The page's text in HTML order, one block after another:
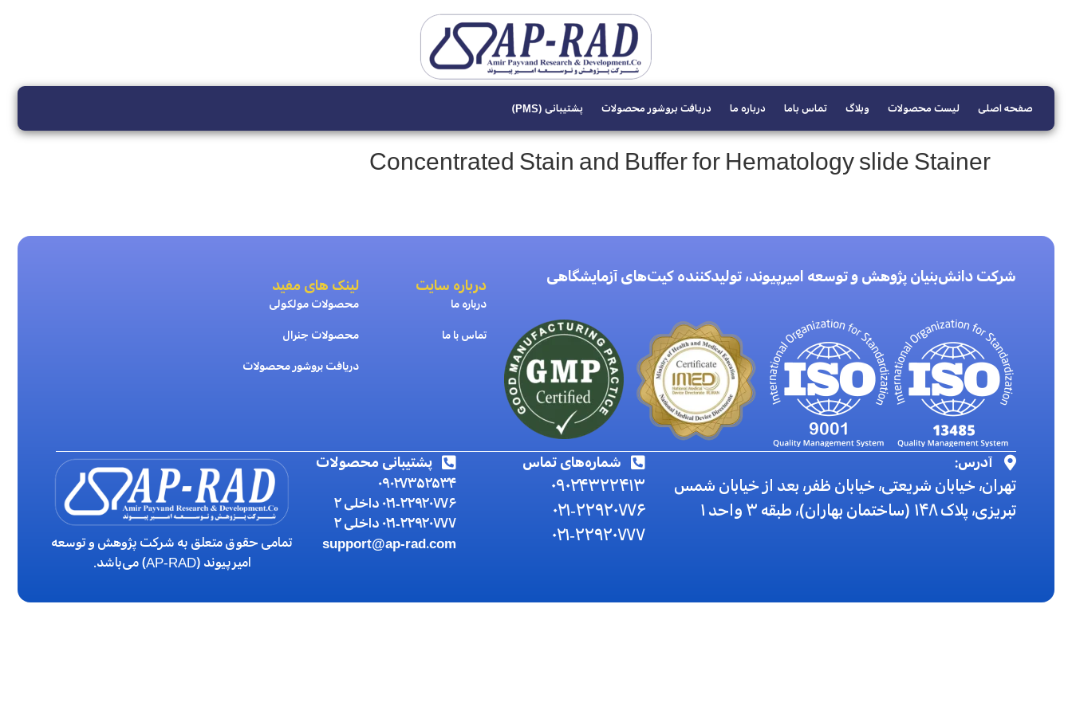
صفحه اصلی لیست محصولات وبلاگ تماس باما درباره ما دریافت بروشور محصولات پشتیبانی (PMS)
Concentrated Stain and Buffer for Hematology slide Stainer
شرکت دانش‌بنیان پژوهش و توسعه امیرپیوند، تولیدکننده کیت‌های آزمایشگاهی درباره سایت
درباره ما
تماس با ما
لینک های مفید
محصولات مولکولی
محصولات جنرال
دریافت بروشور محصولات
آدرس:
تهران، خیابان شریعتی، خیابان ظفر، بعد از خیابان شمس
تبریزی، پلاک ۱۴۸ (ساختمان بهاران)، طبقه ۳ واحد ۱
شماره‌های تماس
۰۹۰۲۴۳۲۲۴۱۳
۰۲۱-۲۲۹۲۰۷۷۶
۰۲۱-۲۲۹۲۰۷۷۷
پشتیبانی محصولات
۰۹۰۲۷۳۵۲۵۳۴
۰۲۱-۲۲۹۲۰۷۷۶ داخلی ۲
۰۲۱-۲۲۹۲۰۷۷۷ داخلی ۲
support@ap-rad.com
تمامی حقوق متعلق به شرکت پژوهش و توسعه
امیرپیوند (AP-RAD) می‌باشد.